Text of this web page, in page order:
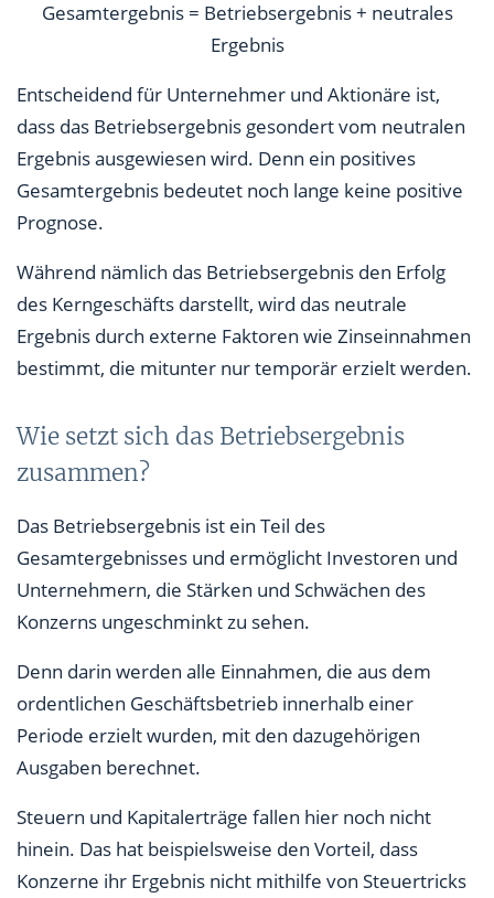
Gesamtergebnis = Betriebsergebnis + neutrales
Ergebnis
Entscheidend für Unternehmer und Aktionäre ist,
dass das Betriebsergebnis gesondert vom neutralen
Ergebnis ausgewiesen wird. Denn ein positives
Gesamtergebnis bedeutet noch lange keine positive
Prognose.
Während nämlich das Betriebsergebnis den Erfolg
des Kerngeschäfts darstellt, wird das neutrale
Ergebnis durch externe Faktoren wie Zinseinnahmen
bestimmt, die mitunter nur temporär erzielt werden.
Wie setzt sich das Betriebsergebnis
zusammen?
Das Betriebsergebnis ist ein Teil des
Gesamtergebnisses und ermöglicht Investoren und
Unternehmern, die Stärken und Schwächen des
Konzerns ungeschminkt zu sehen.
Denn darin werden alle Einnahmen, die aus dem
ordentlichen Geschäftsbetrieb innerhalb einer
Periode erzielt wurden, mit den dazugehörigen
Ausgaben berechnet.
Steuern und Kapitalerträge fallen hier noch nicht
hinein. Das hat beispielsweise den Vorteil, dass
Konzerne ihr Ergebnis nicht mithilfe von Steuertricks